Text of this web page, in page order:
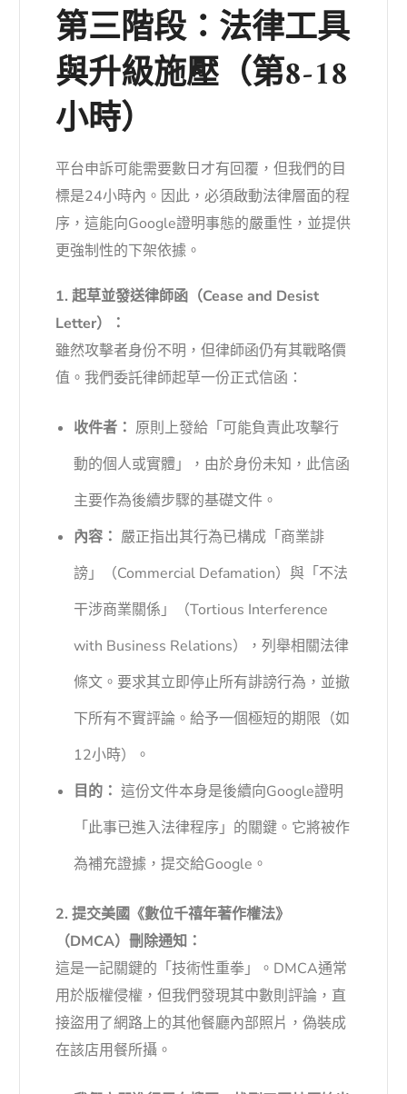
第三階段：法律工具
與升級施壓（第8-18
小時）
平台申訴可能需要數日才有回覆，但我們的目
標是24小時內。因此，必須啟動法律層面的程
序，這能向Google證明事態的嚴重性，並提供
更強制性的下架依據。
1. 起草並發送律師函（Cease and Desist
Letter）：
雖然攻擊者身份不明，但律師函仍有其戰略價
值。我們委託律師起草一份正式信函：
收件者： 原則上發給「可能負責此攻擊行
動的個人或實體」，由於身份未知，此信函
主要作為後續步驟的基礎文件。
內容： 嚴正指出其行為已構成「商業誹
謗」（Commercial Defamation）與「不法
干涉商業關係」（Tortious Interference
with Business Relations），列舉相關法律
條文。要求其立即停止所有誹謗行為，並撤
下所有不實評論。給予一個極短的期限（如
12小時）。
目的： 這份文件本身是後續向Google證明
「此事已進入法律程序」的關鍵。它將被作
為補充證據，提交給Google。
2. 提交美國《數位千禧年著作權法》
（DMCA）刪除通知：
這是一記關鍵的「技術性重拳」。DMCA通常
用於版權侵權，但我們發現其中數則評論，直
接盜用了網路上的其他餐廳內部照片，偽裝成
在該店用餐所攝。